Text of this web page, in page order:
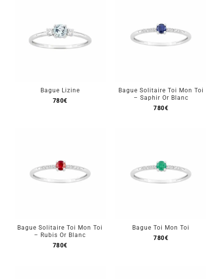
Bague Lizine
780€
Bague Solitaire Toi Mon Toi
– Saphir Or Blanc
780€
Bague Solitaire Toi Mon Toi
– Rubis Or Blanc
780€
Bague Toi Mon Toi
780€